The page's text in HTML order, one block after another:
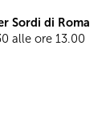
Sordi di Roma
alle ore 13.00